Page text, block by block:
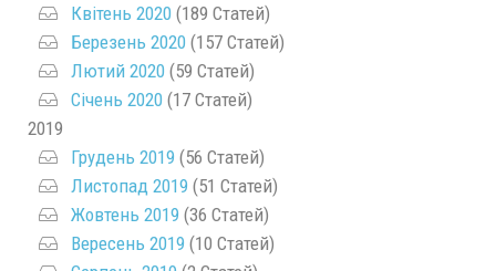
Квітень 2020 (189 Статей)
Березень 2020 (157 Статей)
Лютий 2020 (59 Статей)
Січень 2020 (17 Статей)
2019
Грудень 2019 (56 Статей)
Листопад 2019 (51 Статей)
Жовтень 2019 (36 Статей)
Вересень 2019 (10 Статей)